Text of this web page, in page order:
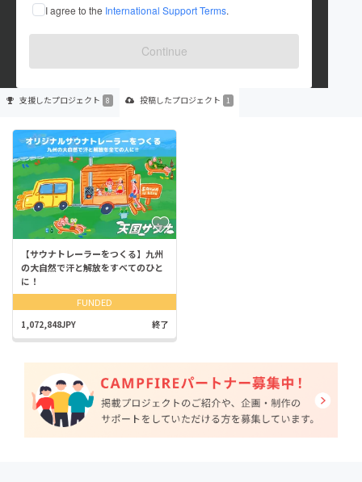
I agree to the International Support Terms.
Continue
在住国：日本 現在地：宮崎県
出身国：日本 出身地：宮崎県
支援したプロジェクト 8 投稿したプロジェクト 1
【サウナトレーラーをつくる】九州
の大自然で汗と解放をすべてのひと
に！
FUNDED
1,072,848JPY 終了